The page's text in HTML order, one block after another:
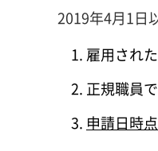
2019年4月1日
雇用され
正規職員
申請日時